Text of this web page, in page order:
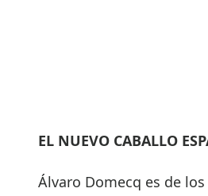
EL NUEVO CABALLO
Álvaro Domecq es de